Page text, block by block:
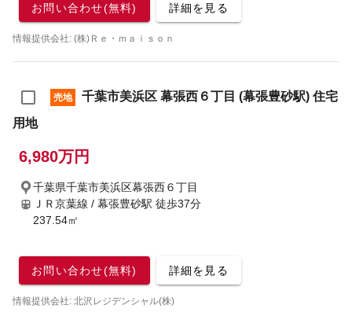
お問い合わせ(無料) 詳細を見る
情報提供会社: (株)Ｒｅ・ｍａｉｓｏｎ
売地
千葉市美浜区 幕張西６丁目 (幕張豊砂駅) 住宅
用地
6,980万円
千葉県千葉市美浜区幕張西６丁目
ＪＲ京葉線 / 幕張豊砂駅 徒歩37分
237.54㎡
お問い合わせ(無料) 詳細を見る
情報提供会社: 北沢レジデンシャル(株)